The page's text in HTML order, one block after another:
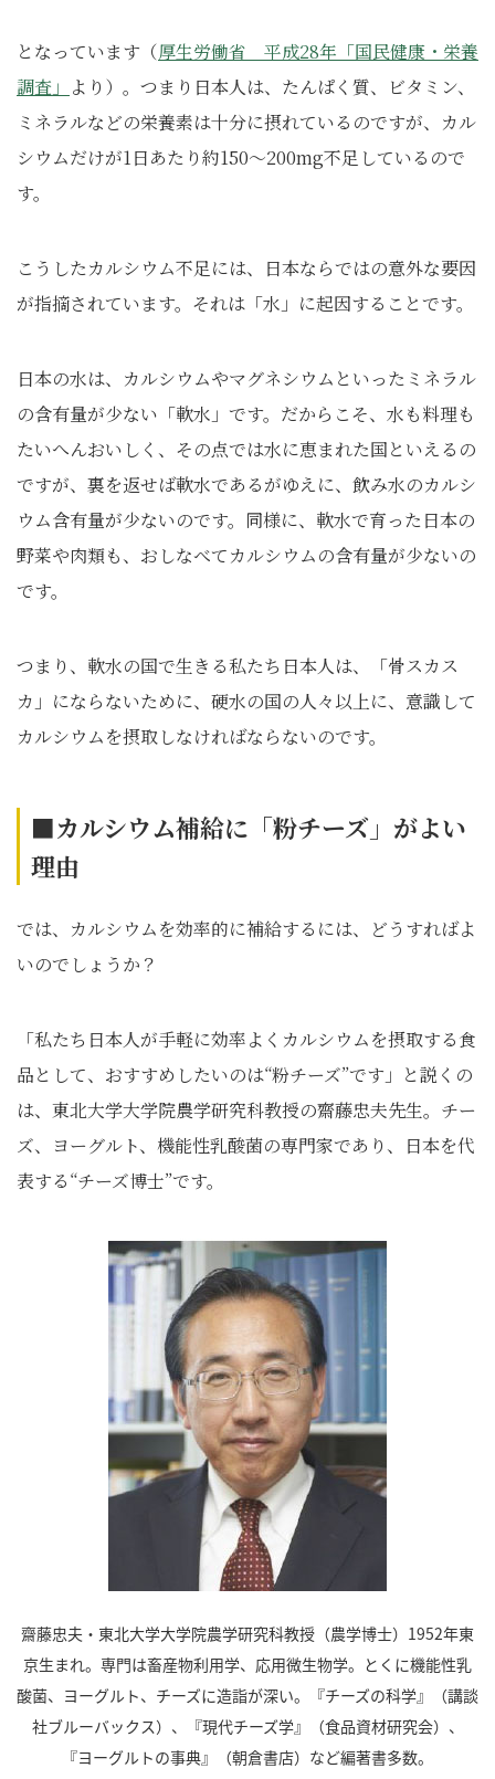
となっています （厚生労働省 平成28年「国民健康・栄養
調査」 より） 。つまり日本人は、たんぱく質、ビタミン、
ミネラルなどの栄養素は十分に摂れているのですが、カル
シウムだけが1日あたり約150～200mg不足しているので
す。
こうしたカルシウム不足には、日本ならではの意外な要因
が指摘されています。それは「水」に起因することです。
日本の水は、カルシウムやマグネシウムといったミネラル
の含有量が少ない「軟水」です。だからこそ、水も料理も
たいへんおいしく、その点では水に恵まれた国といえるの
ですが、裏を返せば軟水であるがゆえに、飲み水のカルシ
ウム含有量が少ないのです。同様に、軟水で育った日本の
野菜や肉類も、おしなべてカルシウムの含有量が少ないの
です。
つまり、軟水の国で生きる私たち日本人は、「骨スカス
カ」にならないために、硬水の国の人々以上に、意識して
カルシウムを摂取しなければならないのです。
■カルシウム補給に「粉チーズ」がよい
理由
では、カルシウムを効率的に補給するには、どうすればよ
いのでしょうか？
「私たち日本人が手軽に効率よくカルシウムを摂取する食
品として、おすすめしたいのは“粉チーズ”です」と説くの
は、東北大学大学院農学研究科教授の齋藤忠夫先生。チー
ズ、ヨーグルト、機能性乳酸菌の専門家であり、日本を代
表する“チーズ博士”です。
齋藤忠夫・東北大学大学院農学研究科教授（農学博士）1952年東
京生まれ。専門は畜産物利用学、応用微生物学。とくに機能性乳
酸菌、ヨーグルト、チーズに造詣が深い。『チーズの科学』（講談
社ブルーバックス）、『現代チーズ学』（食品資材研究会）、
『ヨーグルトの事典』（朝倉書店）など編著書多数。